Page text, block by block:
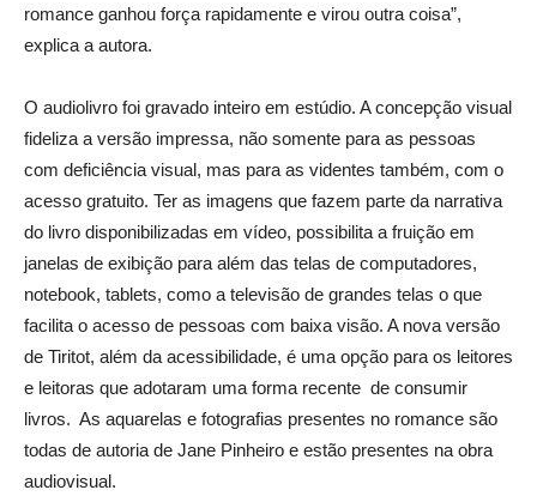
romance ganhou força rapidamente e virou outra coisa”,
explica a autora.
O audiolivro foi gravado inteiro em estúdio. A concepção visual
fideliza a versão impressa, não somente para as pessoas
com deficiência visual, mas para as videntes também, com o
acesso gratuito. Ter as imagens que fazem parte da narrativa
do livro disponibilizadas em vídeo, possibilita a fruição em
janelas de exibição para além das telas de computadores,
notebook, tablets, como a televisão de grandes telas o que
facilita o acesso de pessoas com baixa visão. A nova versão
de Tiritot, além da acessibilidade, é uma opção para os leitores
e leitoras que adotaram uma forma recente de consumir
livros. As aquarelas e fotografias presentes no romance são
todas de autoria de Jane Pinheiro e estão presentes na obra
audiovisual.